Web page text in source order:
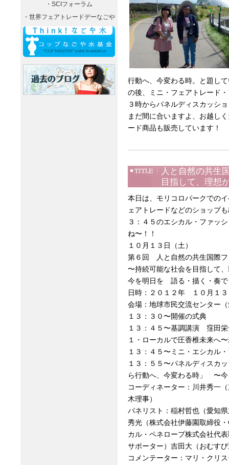
・SCIフォーラム
・世界フェアトレードデーなごや
行動へ、今変わる時。と題し
の後、ミニ・フェアトレード
３時からパネルディスカッシ
まだ間に合いますよ、お越し
ード商品も販売しています！
人と自然の共生
目指して、理想
本日は、モリコロパークでの
ェアトレードなどのショップ
３：４５のエシカル・ファッ
ね〜！！
１０月１３日（土）
第６回 人と自然の共生国際フ
〜持続可能な社会を目指して
今を明日を 語る・描く・奏で
日時：２０１２年 １０月１３
会場：地球市民交流センター
１３：３０〜開催の式典
１３：４５〜基調講演 窪田
１・ローカルで圧香椎未来へ
１３：４５〜ミニ・エシカル
１３：５５〜パネルディスカ
ら行動へ、今変わる時」 〜
コーディネーター：川井秀一
木理事）
パネリスト：稲村哲也（愛知
秀光（株式会社伊藤園取締役
カル・ペネロープ株式会
サポーター）吉田大（おむす
コメンテーター：マリ・クリ